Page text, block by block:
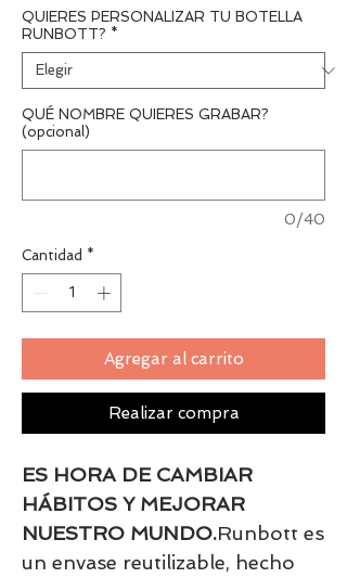
oferta
QUIERES PERSONALIZAR TU BOTELLA
RUNBOTT? *
QUÉ NOMBRE QUIERES GRABAR?
(opcional)
0/40
Cantidad *
Agregar al carrito
Realizar compra
ES HORA DE CAMBIAR
HÁBITOS Y MEJORAR
NUESTRO MUNDO.Runbott es
un envase reutilizable, hecho